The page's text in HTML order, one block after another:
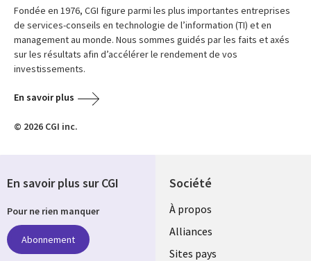
Fondée en 1976, CGI figure parmi les plus importantes entreprises
de services-conseils en technologie de l’information (TI) et en
management au monde. Nous sommes guidés par les faits et axés
sur les résultats afin d’accélérer le rendement de vos
investissements.
En savoir plus
© 2026 CGI inc.
Société
À propos
Alliances
Sites pays
En savoir plus sur CGI
Pour ne rien manquer
Abonnement